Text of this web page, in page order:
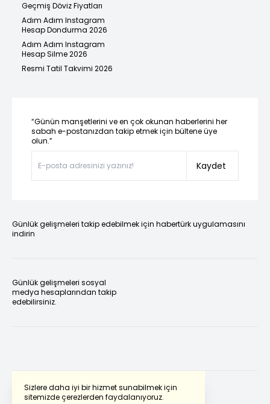
Sizlere daha iyi bir hizmet sunabilmek için
sitemizde çerezlerden faydalanıyoruz.
Geçmiş Döviz Fiyatları
Adım Adım Instagram
Hesap Dondurma 2026
Adım Adım Instagram
Hesap Silme 2026
Resmi Tatil Takvimi 2026
“Günün manşetlerini ve en çok okunan haberlerini her
sabah e-postanızdan takip etmek için bültene üye
olun.”
Kaydet
Günlük gelişmeleri takip edebilmek için habertürk uygulamasını
indirin
Günlük gelişmeleri sosyal
medya hesaplarından takip
edebilirsiniz.